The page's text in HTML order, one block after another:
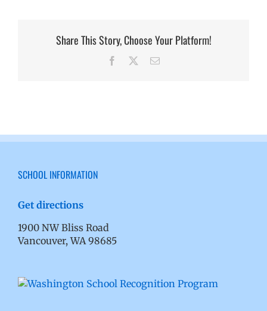
Share This Story, Choose Your Platform!
Facebook Email
SCHOOL INFORMATION
Get directions
1900 NW Bliss Road
Vancouver, WA 98685